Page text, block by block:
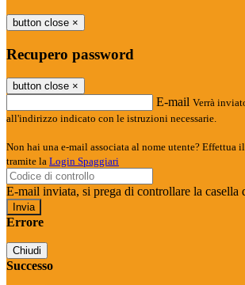
button close ×
Recupero password
button close ×
E-mail Verrà
all'indirizzo indicato con le istruzioni necessarie.
Non hai una e-mail associata al nome utente? Effettua
tramite la Login Spaggiari
E-mail inviata, si prega di controllare la casella
Errore
Chiudi
Successo